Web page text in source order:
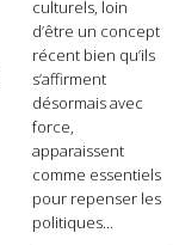
culturels, loin
d’être un concept
récent bien qu’ils
s’affirment
désormais avec
force,
apparaissent
comme essentiels
pour repenser les
politiques...